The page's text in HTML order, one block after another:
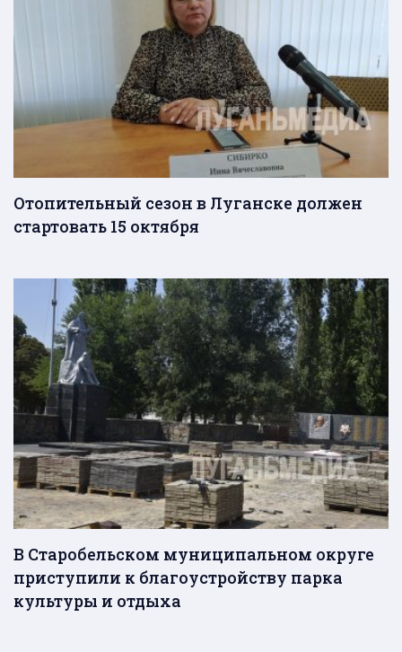
Отопительный сезон в Луганске должен
стартовать 15 октября
В Старобельском муниципальном округе
приступили к благоустройству парка
культуры и отдыха